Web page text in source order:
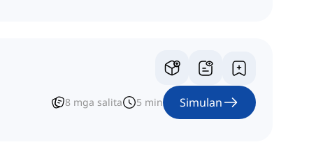
8 mga salita 5 min Simulan